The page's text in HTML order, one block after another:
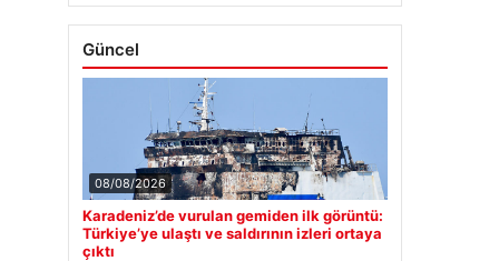
Güncel
08/08/2026
Karadeniz’de vurulan gemiden ilk görüntü:
Türkiye’ye ulaştı ve saldırının izleri ortaya
çıktı